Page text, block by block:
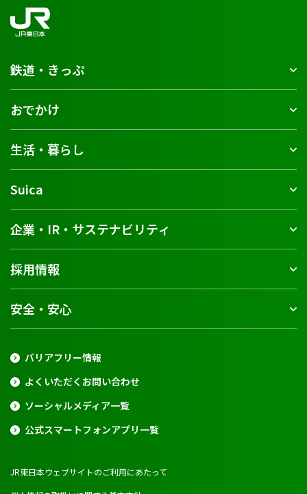
鉄道・きっぷ
おでかけ
生活・暮らし
Suica
企業・IR・サステナビリティ
採用情報
安全・安心
バリアフリー情報
よくいただくお問い合わせ
ソーシャルメディア一覧
公式スマートフォンアプリ一覧
JR東日本ウェブサイトのご利用にあたって